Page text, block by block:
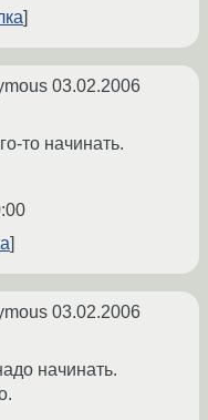
03.02.2006
то начинать.
03.02.2006
начинать.